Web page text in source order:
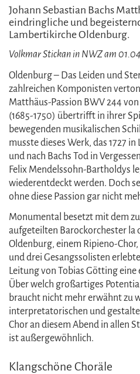
Johann Sebastian Bachs
eindringliche und
Lambertikirche Oldenburg.
Volkmar Stickan in NWZ am
Oldenburg– Das Leiden und
zahlreichen Komponisten
Matthäus-Passion BWV 244
(1685-1750) übertrifft in ihrer
bewegenden musikalischen
musste dieses Werk, das 1727
und nach Bachs Tod in
Felix Mendelssohn-Bartholdys
wiederentdeckt werden. Doch
ohne diese Passion gar nicht
Monumental besetzt mit dem
aufgeteilten Barockorchester la
Oldenburg, einem Ripieno-
und drei Gesangssolisten
Leitung von Tobias Götting
Über welch großartiges
braucht nicht mehr erwähnt zu
interpretatorischen und
Chor an diesem Abend in allen
ist außergewöhnlich.
Klangschöne Choräle